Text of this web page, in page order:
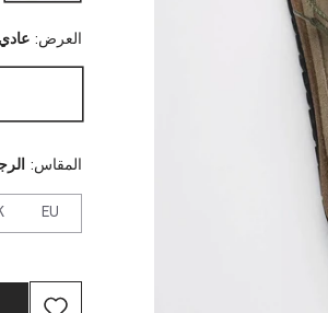
العرض: عادي
المقاس:
EU